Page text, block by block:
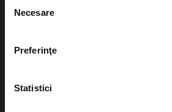
consimțământului
Necesare
Preferinţe
Statistici
Evenimente
Teatru
festivaluri